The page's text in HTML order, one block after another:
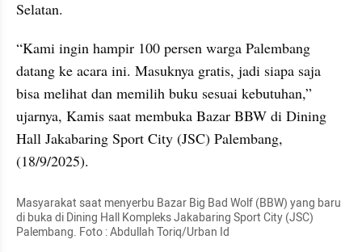
Selatan.
“Kami ingin hampir 100 persen warga Palembang
datang ke acara ini. Masuknya gratis, jadi siapa saja
bisa melihat dan memilih buku sesuai kebutuhan,”
ujarnya, Kamis saat membuka Bazar BBW di Dining
Hall Jakabaring Sport City (JSC) Palembang,
(18/9/2025).
Masyarakat saat menyerbu Bazar Big Bad Wolf (BBW) yang baru
di buka di Dining Hall Kompleks Jakabaring Sport City (JSC)
Palembang. Foto : Abdullah Toriq/Urban Id